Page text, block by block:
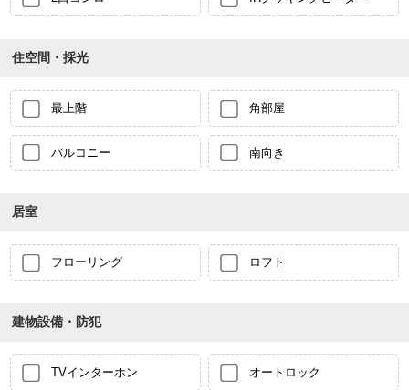
住空間・採光
最上階 角部屋
バルコニー 南向き
居室
フローリング ロフト
建物設備・防犯
TVインターホン オートロック